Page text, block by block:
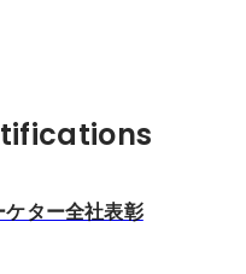
ター全社表彰